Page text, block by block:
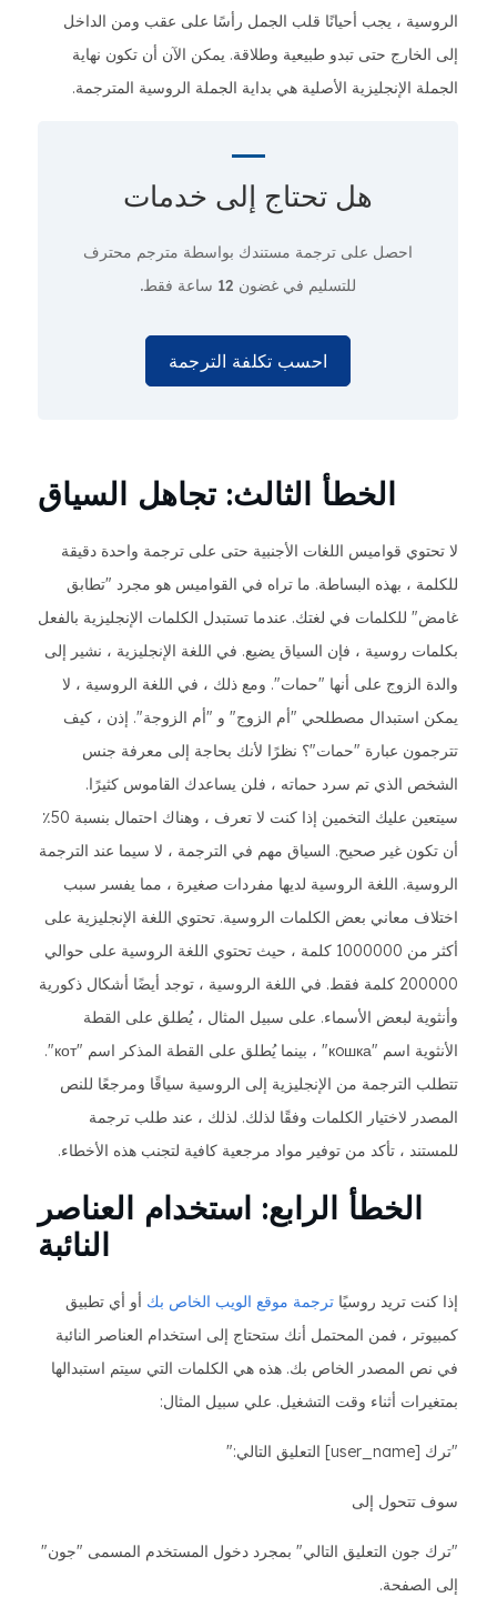
الروسية ، يجب أحيانًا قلب الجمل رأسًا على عقب ومن الداخل
إلى الخارج حتى تبدو طبيعية وطلاقة. يمكن الآن أن تكون نهاية
الجملة الإنجليزية الأصلية هي بداية الجملة الروسية المترجمة.
هل تحتاج إلى خدمات
احصل على ترجمة مستندك بواسطة مترجم محترف
للتسليم في غضون 12 ساعة فقط.
احسب تكلفة الترجمة
الخطأ الثالث: تجاهل السياق
لا تحتوي قواميس اللغات الأجنبية حتى على ترجمة واحدة دقيقة
للكلمة ، بهذه البساطة. ما تراه في القواميس هو مجرد "تطابق
غامض" للكلمات في لغتك. عندما تستبدل الكلمات الإنجليزية بالفعل
بكلمات روسية ، فإن السياق يضيع. في اللغة الإنجليزية ، نشير إلى
والدة الزوج على أنها "حمات". ومع ذلك ، في اللغة الروسية ، لا
يمكن استبدال مصطلحي "أم الزوج" و "أم الزوجة". إذن ، كيف
تترجمون عبارة "حمات"؟ نظرًا لأنك بحاجة إلى معرفة جنس
الشخص الذي تم سرد حماته ، فلن يساعدك القاموس كثيرًا.
سيتعين عليك التخمين إذا كنت لا تعرف ، وهناك احتمال بنسبة 50٪
أن تكون غير صحيح. السياق مهم في الترجمة ، لا سيما عند الترجمة
الروسية. اللغة الروسية لديها مفردات صغيرة ، مما يفسر سبب
اختلاف معاني بعض الكلمات الروسية. تحتوي اللغة الإنجليزية على
أكثر من 1000000 كلمة ، حيث تحتوي اللغة الروسية على حوالي
200000 كلمة فقط. في اللغة الروسية ، توجد أيضًا أشكال ذكورية
وأنثوية لبعض الأسماء. على سبيل المثال ، يُطلق على القطة
الأنثوية اسم "кoшка" ، بينما يُطلق على القطة المذكر اسم "кот".
تتطلب الترجمة من الإنجليزية إلى الروسية سياقًا ومرجعًا للنص
المصدر لاختيار الكلمات وفقًا لذلك. لذلك ، عند طلب ترجمة
للمستند ، تأكد من توفير مواد مرجعية كافية لتجنب هذه الأخطاء.
الخطأ الرابع: استخدام العناصر
النائبة
إذا كنت تريد روسيًا ترجمة موقع الويب الخاص بك أو أي تطبيق
كمبيوتر ، فمن المحتمل أنك ستحتاج إلى استخدام العناصر النائبة
في نص المصدر الخاص بك. هذه هي الكلمات التي سيتم استبدالها
بمتغيرات أثناء وقت التشغيل. علي سبيل المثال:
"ترك [user_name] التعليق التالي:"
سوف تتحول إلى
"ترك جون التعليق التالي" بمجرد دخول المستخدم المسمى "جون"
إلى الصفحة.